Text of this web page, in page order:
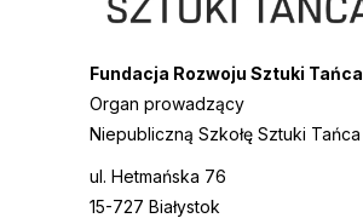
Fundacja Rozwoju Sztuki Tańca
Organ prowadzący
Niepubliczną Szkołę Sztuki Tańca
ul. Hetmańska 76
15-727 Białystok